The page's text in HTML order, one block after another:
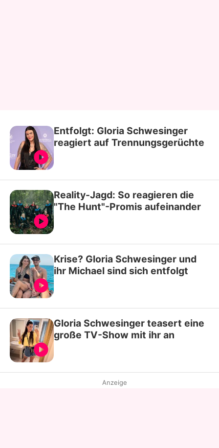
Entfolgt: Gloria Schwesinger
reagiert auf Trennungsgerüchte
Reality-Jagd: So reagieren die
"The Hunt"-Promis aufeinander
Krise? Gloria Schwesinger und
ihr Michael sind sich entfolgt
Gloria Schwesinger teasert eine
große TV-Show mit ihr an
Anzeige